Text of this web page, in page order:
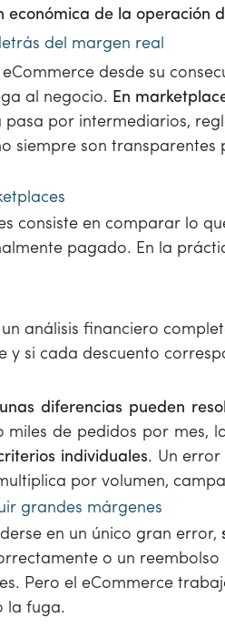
económica de la operación
del margen real
desde su
al negocio. En
pasa por intermediarios,
siempre son transparentes
consiste en comparar lo
pagado. En la
análisis financiero
y si cada descuento
diferencias pueden
de pedidos por mes,
individuales. Un
por volumen,
grandes márgenes
en un único gran error,
o un
Pero el eCommerce
la fuga.